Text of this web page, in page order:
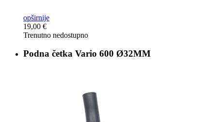
opširnije
19,00 €
Trenutno nedostupno
Podna četka Vario 600 Ø32MM